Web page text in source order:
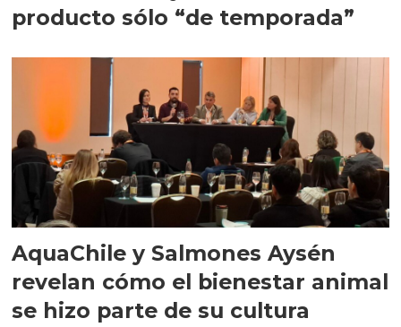
producto sólo “de temporada”
AquaChile y Salmones Aysén
revelan cómo el bienestar animal
se hizo parte de su cultura